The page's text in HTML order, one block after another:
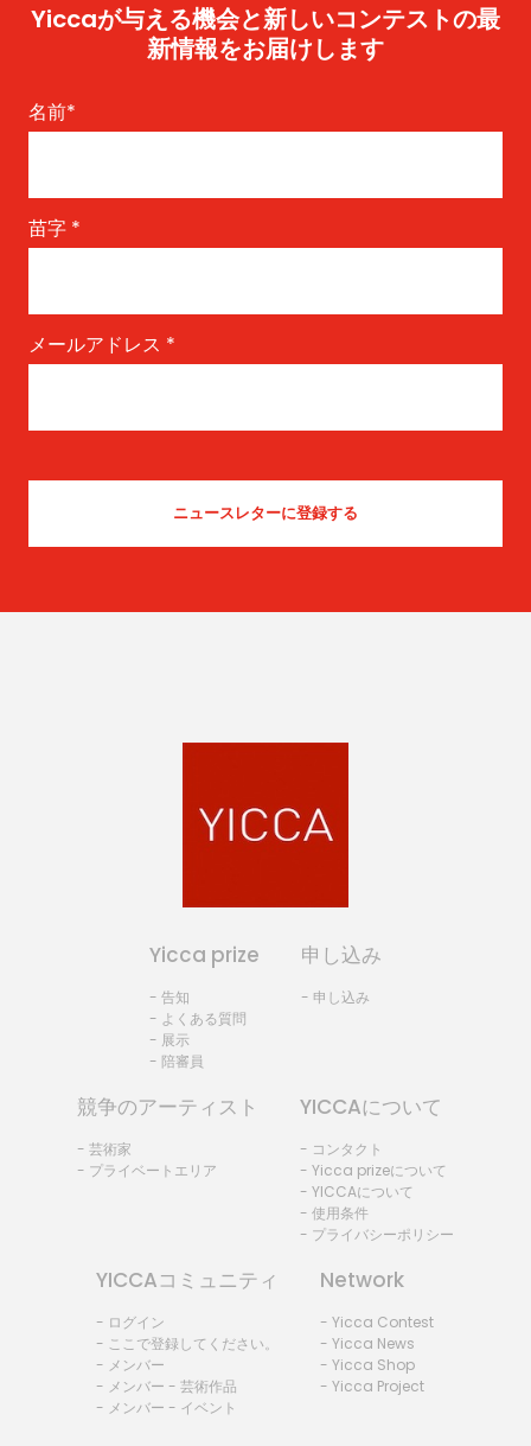
Yiccaが与える機会と新しいコンテストの最
新情報をお届けします
名前*
苗字 *
メールアドレス *
Yicca prize
- 告知
- よくある質問
- 展示
- 陪審員
申し込み
- 申し込み
競争のアーティスト
- 芸術家
- プライベートエリア
YICCAについて
- コンタクト
- Yicca prizeについて
- YICCAについて
- 使用条件
- プライバシーポリシー
YICCAコミュニティ
- ログイン
- ここで登録してください。
- メンバー
- メンバー - 芸術作品
- メンバー - イベント
Network
- Yicca Contest
- Yicca News
- Yicca Shop
- Yicca Project